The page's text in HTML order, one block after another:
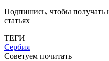
Подпишись, чтобы получать
статьях
ТЕГИ
Сербия
Советуем почитать